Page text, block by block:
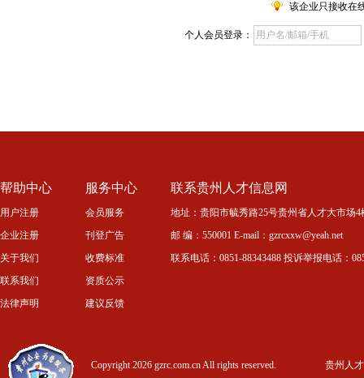
该企业只接收在
个人会员登录：
帮助中心
用户注册
企业注册
关于我们
联系我们
法律声明
服务中心
会员服务
刊登广告
收费标准
资质公示
建议反馈
联系贵州人才信息网
地址：贵阳市毓秀路25号贵州省人才大市场
邮 编：550001 E-mail：gzrcxxw@yeah.net
联系电话：0851-88343488 投诉举报电话：
Copyright 2026 gzrc.com.cn All rights reserved.
贵州人